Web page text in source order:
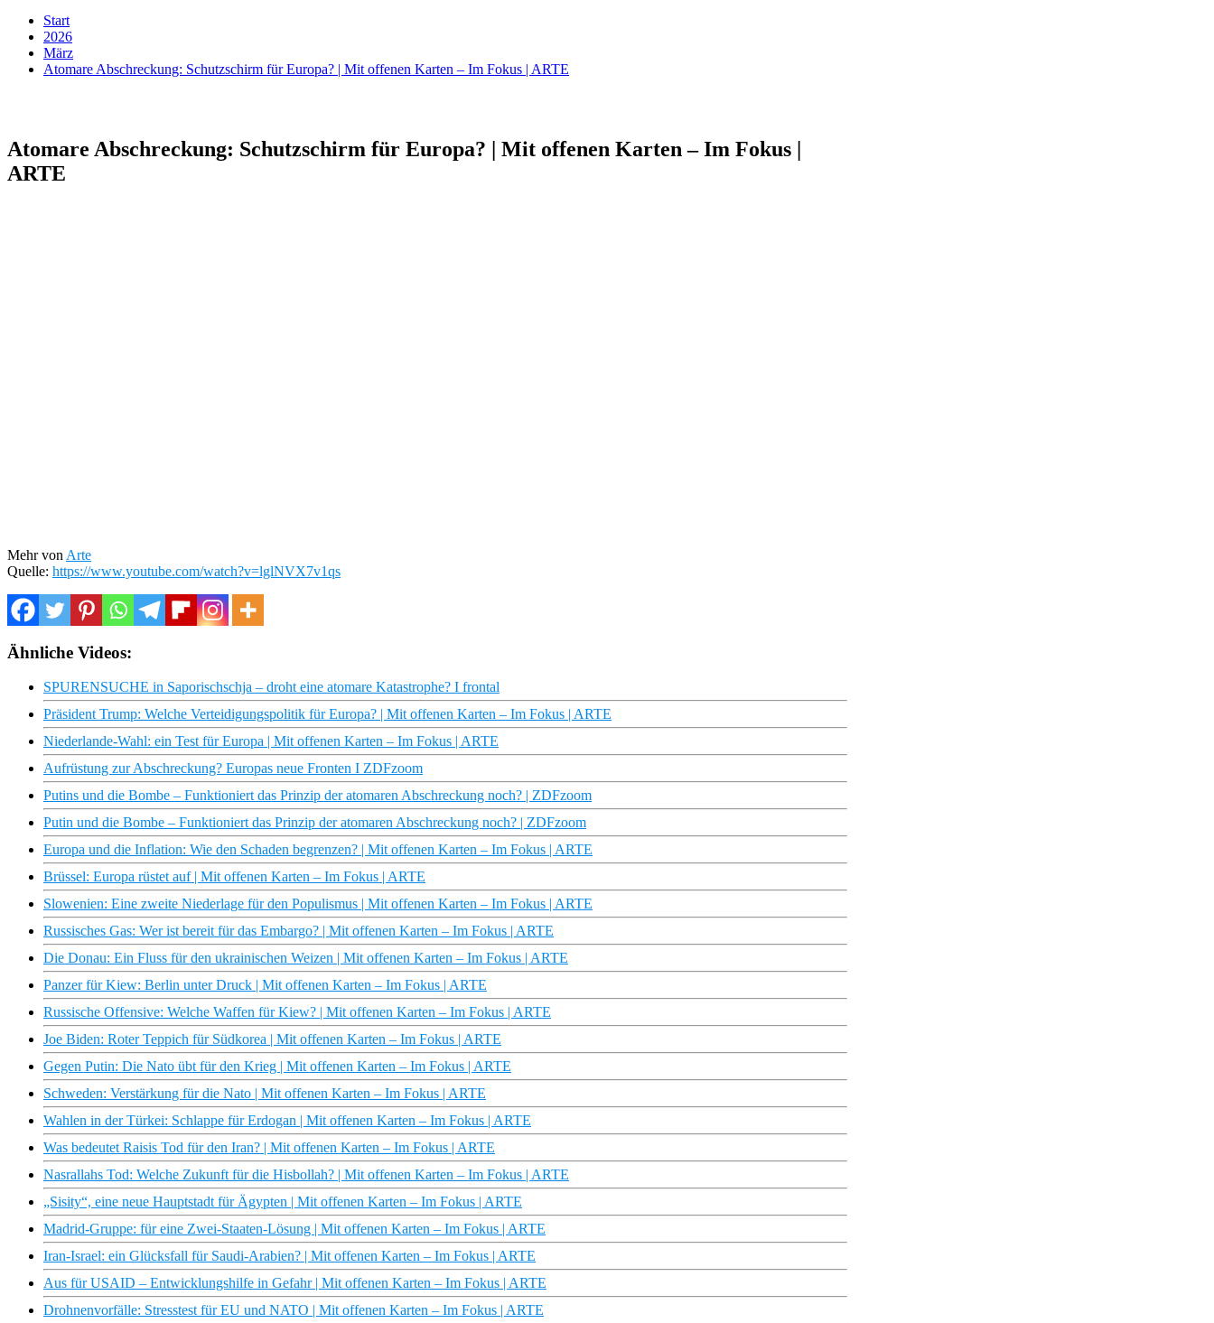
Start
2026
März
Atomare Abschreckung: Schutzschirm für Europa? | Mit offenen Karten – Im Fokus | ARTE
Atomare Abschreckung: Schutzschirm für Europa? | Mit offenen Karten – Im Fokus |
ARTE
Mehr von Arte
Quelle: https://www.youtube.com/watch?v=lglNVX7v1qs
Ähnliche Videos:
SPURENSUCHE in Saporischschja – droht eine atomare Katastrophe? I frontal
Präsident Trump: Welche Verteidigungspolitik für Europa? | Mit offenen Karten – Im Fokus | ARTE
Niederlande-Wahl: ein Test für Europa | Mit offenen Karten – Im Fokus | ARTE
Aufrüstung zur Abschreckung? Europas neue Fronten I ZDFzoom
Putins und die Bombe – Funktioniert das Prinzip der atomaren Abschreckung noch? | ZDFzoom
Putin und die Bombe – Funktioniert das Prinzip der atomaren Abschreckung noch? | ZDFzoom
Europa und die Inflation: Wie den Schaden begrenzen? | Mit offenen Karten – Im Fokus | ARTE
Brüssel: Europa rüstet auf | Mit offenen Karten – Im Fokus | ARTE
Slowenien: Eine zweite Niederlage für den Populismus | Mit offenen Karten – Im Fokus | ARTE
Russisches Gas: Wer ist bereit für das Embargo? | Mit offenen Karten – Im Fokus | ARTE
Die Donau: Ein Fluss für den ukrainischen Weizen | Mit offenen Karten – Im Fokus | ARTE
Panzer für Kiew: Berlin unter Druck | Mit offenen Karten – Im Fokus | ARTE
Russische Offensive: Welche Waffen für Kiew? | Mit offenen Karten – Im Fokus | ARTE
Joe Biden: Roter Teppich für Südkorea | Mit offenen Karten – Im Fokus | ARTE
Gegen Putin: Die Nato übt für den Krieg | Mit offenen Karten – Im Fokus | ARTE
Schweden: Verstärkung für die Nato | Mit offenen Karten – Im Fokus | ARTE
Wahlen in der Türkei: Schlappe für Erdogan | Mit offenen Karten – Im Fokus | ARTE
Was bedeutet Raisis Tod für den Iran? | Mit offenen Karten – Im Fokus | ARTE
Nasrallahs Tod: Welche Zukunft für die Hisbollah? | Mit offenen Karten – Im Fokus | ARTE
„Sisity“, eine neue Hauptstadt für Ägypten | Mit offenen Karten – Im Fokus | ARTE
Madrid-Gruppe: für eine Zwei-Staaten-Lösung | Mit offenen Karten – Im Fokus | ARTE
Iran-Israel: ein Glücksfall für Saudi-Arabien? | Mit offenen Karten – Im Fokus | ARTE
Aus für USAID – Entwicklungshilfe in Gefahr | Mit offenen Karten – Im Fokus | ARTE
Drohnenvorfälle: Stresstest für EU und NATO | Mit offenen Karten – Im Fokus | ARTE